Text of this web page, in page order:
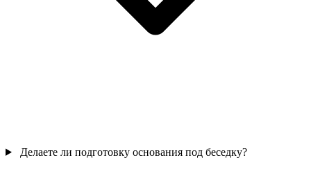
Делаете ли подготовку основания под беседку?